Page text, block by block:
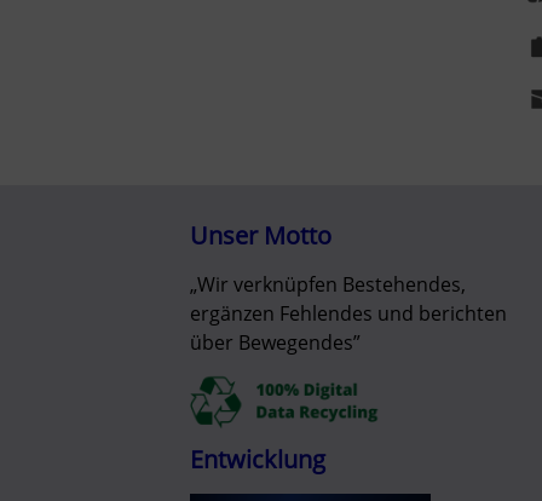
Unser Motto
„Wir verknüpfen Bestehendes,
ergänzen Fehlendes und berichten
über Bewegendes”
Entwicklung